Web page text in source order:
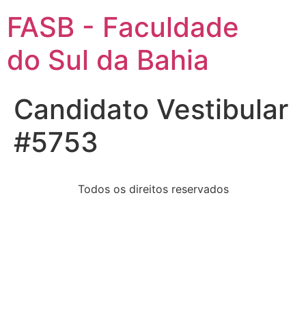
FASB - Faculdade
do Sul da Bahia
Candidato Vestibular
#5753
Todos os direitos reservados